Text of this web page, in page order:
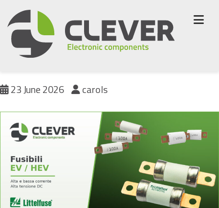
to
content
Fusibles industriales
23 June 2026 carols